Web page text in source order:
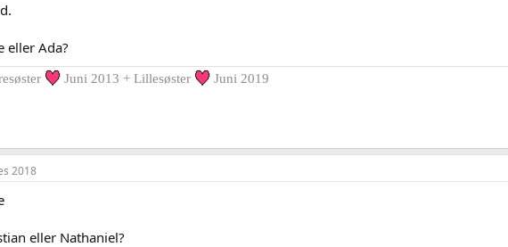
eller Ada?
Juni 2013 + Lillesøster Juni 2019
2018
eller Nathaniel?